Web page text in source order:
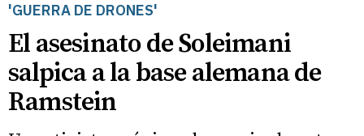
'GUERRA DE DRONES'
El asesinato de Soleimani
salpica a la base alemana de
Ramstein